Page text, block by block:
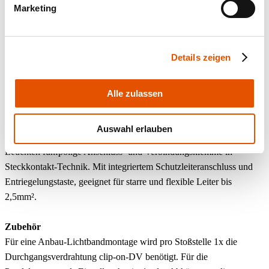
Marketing
Details zeigen
Alle zulassen
Auswahl erlauben
seitlicher Abstrahlung. Bemessungslebensdauer = L80 B10
50.000h. Lichtfarbe: 4000K. Optional: 3000K. Weitere Lichtfarben
Leuchten fünfpolige Anschluss- und Verbindungsklemme in
Steckkontakt-Technik. Mit integriertem Schutzleiteranschluss und
Entriegelungstaste, geeignet für starre und flexible Leiter bis
2,5mm².
Zubehör
Für eine Anbau-Lichtbandmontage wird pro Stoßstelle 1x die
Durchgangsverdrahtung clip-on-DV benötigt. Für die